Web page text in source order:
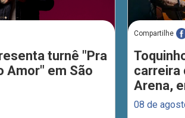
turnê "Pra
Amor" em São
Compartilhe
carreira
Arena,
08 de